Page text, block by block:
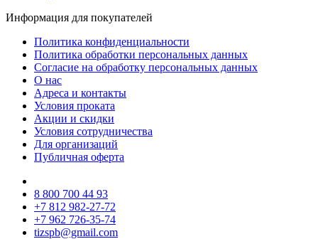
Информация для покупателей
Политика конфиденциальности
Политика обработки персональных данных
Согласие на обработку персональных данных
О нас
Адреса и контакты
Условия проката
Акции и скидки
Условия сотрудничества
Для организаций
Публичная оферта
8 800 700 44 93
+7 812 982-27-72
+7 962 726-35-74
tizspb@gmail.com